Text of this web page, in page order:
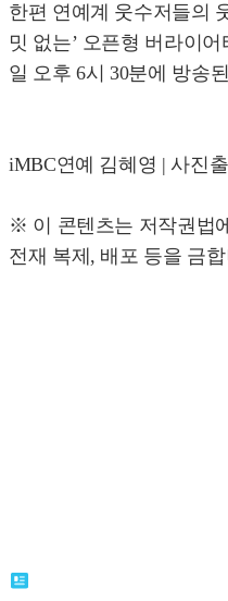
한편 연예계 웃수저들의
밋 없는’ 오픈형 버라이
일 오후 6시 30분에 방송
iMBC연예 김혜영 | 사진
※ 이 콘텐츠는 저작권법
전재 복제, 배포 등을 금